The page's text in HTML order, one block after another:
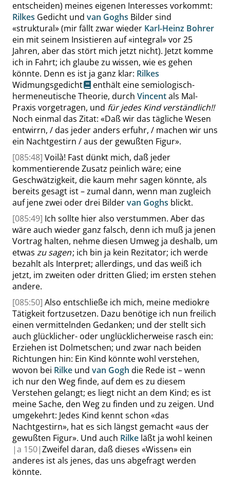
entscheiden) meines eigenen Interesses vorkommt:
Rilkes Gedicht und van Goghs Bilder sind
«struktural»(mir fällt zwar wieder Karl-Heinz Bohrer
ein mit seinem Insistieren auf«integral»vor 25
Jahren, aber das stört mich jetzt nicht). Jetzt komme
ich in Fahrt; ich glaube zu wissen, wie es gehen
könnte. Denn es ist ja ganz klar: Rilkes
Widmungsgedicht
enthält eine semiologisch-
hermeneutische Theorie, durch Vincentals Mal-
Praxis vorgetragen, und für jedes Kind verständlich!!
Noch einmal das Zitat: «Daß wir das tägliche Wesen
entwirrn, / das jeder anders erfuhr, / machen wir uns
ein Nachtgestirn / aus der gewußten Figur».
[085:48] Voilà! Fast dünkt mich, daß jeder
kommentierende Zusatz peinlich wäre; eine
Geschwätzigkeit, die kaum mehr sagen könnte, als
bereits gesagt ist – zumal dann, wenn man zugleich
auf jene zwei oder drei Bildervan Goghs blickt.
[085:49] Ich sollte hier also verstummen. Aber das
wäre auch wieder ganz falsch, denn ich muß ja jenen
Vortrag halten, nehme diesen Umweg ja deshalb, um
etwas zu sagen; ich bin ja kein Rezitator; ich werde
bezahlt als Interpret; allerdings, und das weiß ich
jetzt, im zweiten oder dritten Glied; im ersten stehen
andere.
[085:50] Also entschließe ich mich, meine mediokre
Tätigkeit fortzusetzen. Dazu benötige ich nun freilich
einen vermittelnden Gedanken; und der stellt sich
auch glücklicher- oder unglücklicherweise rasch ein:
Erziehen ist Dolmetschen; und zwar nach beiden
Richtungen hin: Ein Kind könnte wohl verstehen,
wovon bei Rilke und van Gogh die Rede ist – wenn
ich nur den Weg finde, auf dem es zu diesem
Verstehen gelangt; es liegt nicht an dem Kind; es ist
meine Sache, den Weg zu finden und zu zeigen. Und
umgekehrt: Jedes Kind kennt schon «das
Nachtgestirn», hat es sich längst gemacht«aus der
gewußten Figur». Und auch Rilke läßt ja wohl keinen
|a 150|Zweifel daran, daß dieses «Wissen» ein
anderes ist als jenes, das uns abgefragt werden
könnte.